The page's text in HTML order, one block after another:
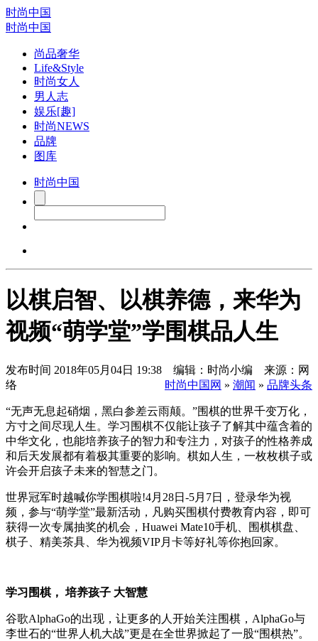
时尚中国
时尚中国
尚品奢华
Life&Style
时尚女人
男人志
娱乐[趣]
时尚NEWS
品牌
图库
时尚中国
以棋启智、以棋养德，来华为
视频“萌学堂”学围棋品人生
发布时间 2018年05月04日 19:38 编辑：时尚小编 来源：网
络
时尚中国网 » 潮闻 » 品牌头条
“无声无息起硝烟，黑白参差云雨颠。”围棋的世界千变万化，
方寸之间尽现人生。学习围棋不仅能让孩子了解其中蕴含着的
中华文化，也能培养孩子的智力和专注力，对孩子的性格养成
和后天发展都有着极其重要的影响。棋如人生，一枚枚棋子或
许会开启孩子未来的智慧之门。
世界冠军时越喊你学围棋啦!4月28日-5月7日，登录华为视
频，参与“萌学堂”最新活动，凡购买围棋付费教育内容，即可
获得一次专属抽奖的机会，Huawei Mate10手机、围棋棋盘、
棋子、精美茶具、华为视频VIP月卡等好礼等你抱回家。
学习围棋， 培养孩子 大智慧
谷歌AlphaGo的出现，让更多的人开始关注围棋，AlphaGo与
李世石的“世界人机大战”更是在全世界掀起了一股“围棋热”。